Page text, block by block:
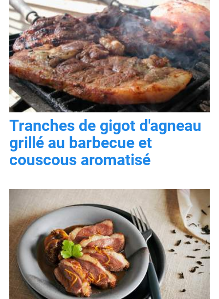
Tranches de gigot d'agneau
grillé au barbecue et
couscous aromatisé